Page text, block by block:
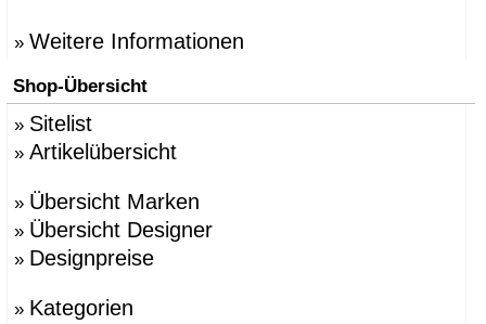
» Weitere Informationen
Shop-Übersicht
» Sitelist
» Artikelübersicht
» Übersicht Marken
» Übersicht Designer
» Designpreise
» Kategorien